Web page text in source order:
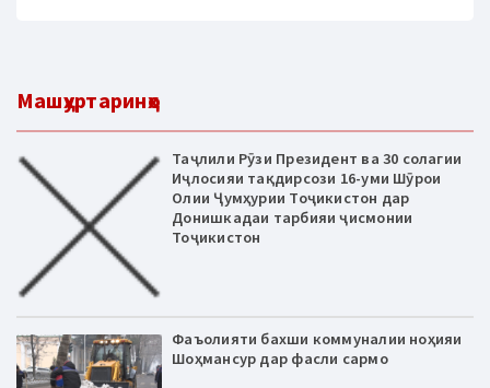
Машҳуртаринҳо
Таҷлили Рӯзи Президент ва 30 солагии
Иҷлосияи тақдирсози 16-уми Шӯрои
Олии Ҷумҳурии Тоҷикистон дар
Донишкадаи тарбияи ҷисмонии
Тоҷикистон
Фаъолияти бахши коммуналии ноҳияи
Шоҳмансур дар фасли сармо